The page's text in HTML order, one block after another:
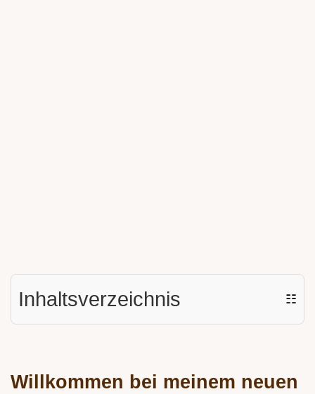
Inhaltsverzeichnis ☷
Willkommen bei meinem neuen